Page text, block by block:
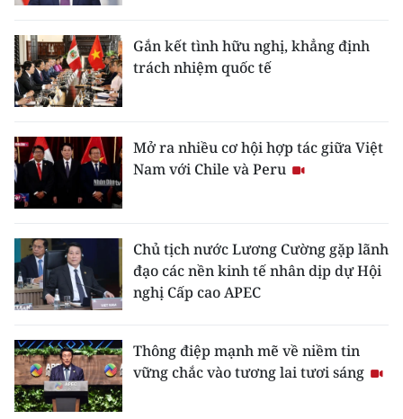
CHUYÊN ĐỀ
CÁC CHUYÊN TRANG
VỀ BÁO NHÂN DÂN
THỜI NAY
NHÂN DÂN HẰNG THÁNG
MUA BÁO
ĐỌC BÁO IN
ENGLISH
Gắn kết tình hữu nghị, khẳng định
trách nhiệm quốc tế
Mở ra nhiều cơ hội hợp tác giữa Việt
Nam với Chile và Peru
Chủ tịch nước Lương Cường gặp lãnh
đạo các nền kinh tế nhân dịp dự Hội
nghị Cấp cao APEC
Thông điệp mạnh mẽ về niềm tin
vững chắc vào tương lai tươi sáng